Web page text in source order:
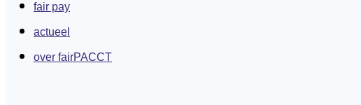
fair pay
actueel
over fairPACCT